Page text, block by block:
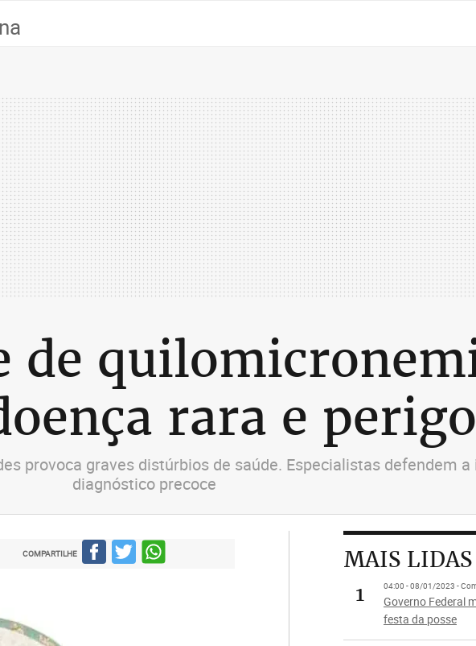
de
rara e
provoca graves distúrbios de saúde. Especialistas defendem
diagnóstico precoce
COMPARTILHE
MAIS LIDAS
1
04:00 - 08/01/2023 -
Governo Federal
festa da posse